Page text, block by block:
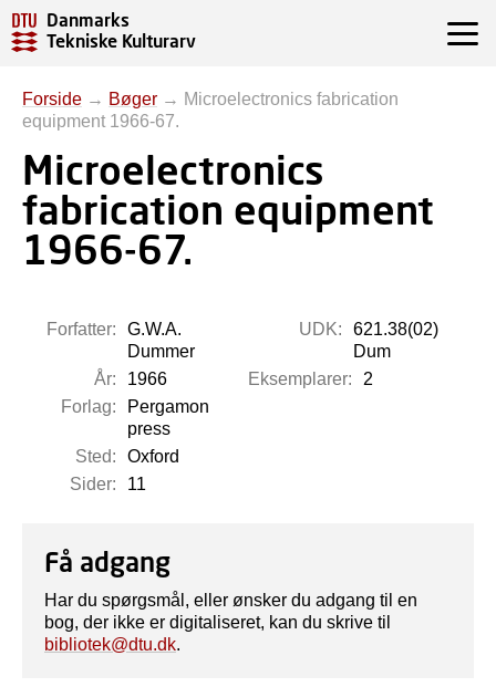
Danmarks
Tekniske Kulturarv
Forside → Bøger → Microelectronics fabrication
equipment 1966-67.
Microelectronics
fabrication equipment
1966-67.
Forfatter:
G.W.A.
Dummer
År:
1966
Forlag:
Pergamon
press
Sted:
Oxford
Sider:
11
UDK:
621.38(02)
Dum
Eksemplarer:
2
Få adgang
Har du spørgsmål, eller ønsker du adgang til en
bog, der ikke er digitaliseret, kan du skrive til
bibliotek@dtu.dk.